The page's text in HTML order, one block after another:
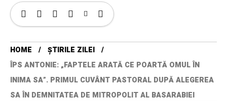
HOME
ȘTIRILE ZILEI
ÎPS ANTONIE: „FAPTELE ARATĂ CE POARTĂ OMUL ÎN
INIMA SA”. PRIMUL CUVÂNT PASTORAL DUPĂ ALEGEREA
SA ÎN DEMNITATEA DE MITROPOLIT AL BASARABIEI